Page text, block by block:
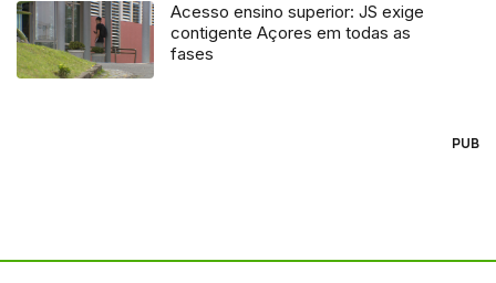
Acesso ensino superior: JS exige
contigente Açores em todas as
fases
PUB